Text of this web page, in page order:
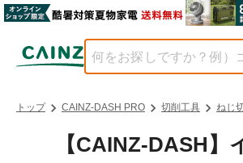
トップ CAINZ-DASH PRO 切削工具 ねじ
【CAINZ-DASH